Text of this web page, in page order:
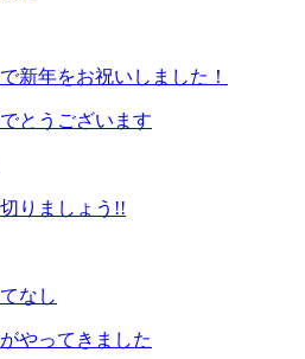
新年をお祝いしました！
とうございます
りましょう!!
なし
やってきました